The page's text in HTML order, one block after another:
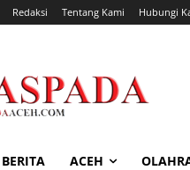
Redaksi Tentang Kami Hubungi
ACEH